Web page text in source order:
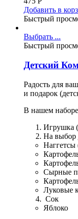
Добавить в
Быстрый
Выбрать ...
Быстрый
Детский
Радость для
и подарок
В нашем
Игрушка
На выбор
Наггетсы
Сырные
Луковые
Сок
Яблоко